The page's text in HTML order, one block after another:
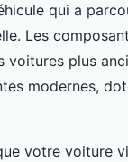
qui a
Les
voitures plus
modernes,
votre voiture